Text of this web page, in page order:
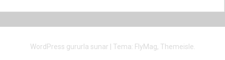
WordPress gururla sunar Tema: FlyMag, Themeisle.